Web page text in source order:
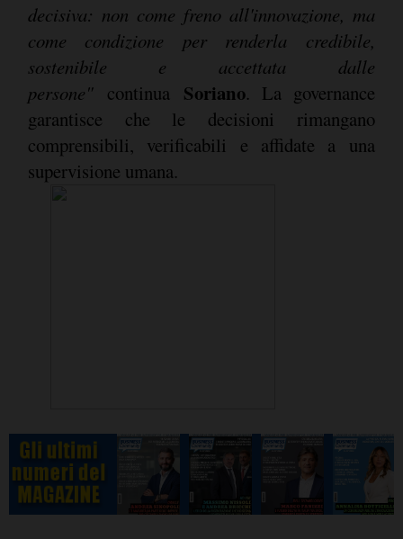
decisiva: non come freno all'innovazione, ma
come condizione per renderla credibile,
sostenibile e accettata dalle
persone"continua Soriano. La governance
garantisce che le decisioni rimangano
comprensibili, verificabili e affidate a una
supervisione umana.